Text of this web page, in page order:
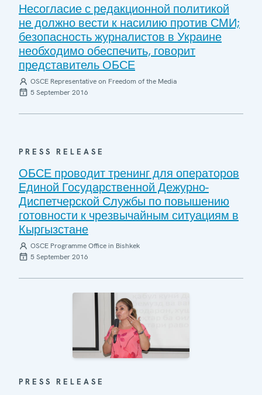
Несогласие с редакционной политикой
не должно вести к насилию против СМИ;
безопасность журналистов в Украине
необходимо обеспечить, говорит
представитель ОБСЕ
OSCE Representative on Freedom of the Media
5 September 2016
PRESS RELEASE
ОБСЕ проводит тренинг для операторов
Единой Государственной Дежурно-
Диспетчерской Службы по повышению
готовности к чрезвычайным ситуациям в
Кыргызстане
OSCE Programme Office in Bishkek
5 September 2016
PRESS RELEASE